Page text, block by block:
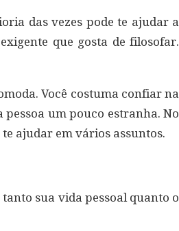
das vezes pode te ajudar a
que gosta de filosofar.
Você costuma confiar na
um pouco estranha. No
ajudar em vários assuntos.
sua vida pessoal quanto o